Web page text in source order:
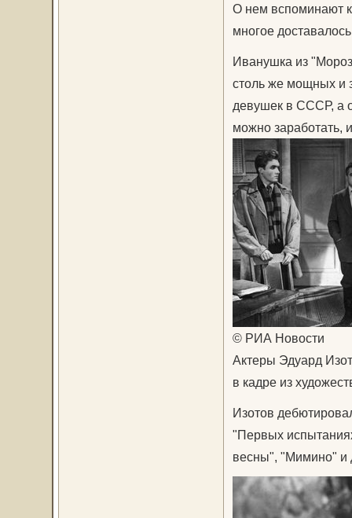
О нем вспоминают
многое
Иванушка из
столь же мощных и
девушек в СССР, а
можно заработать,
© РИА Новости
Актеры Эдуард
в кадре из
Изотов
"Первых
весны", "Мимино" и